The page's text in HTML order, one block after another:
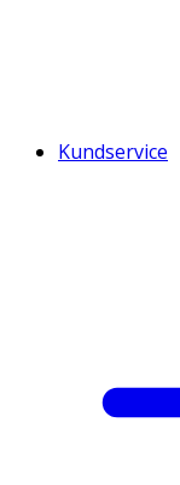
Kundservice